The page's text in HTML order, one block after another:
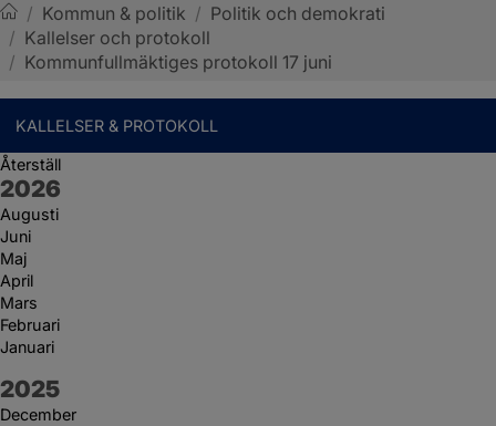
Sotenäs kommun
/ Kommun & politik / Politik och demokrati
/ Kallelser och protokoll
/ Kommunfullmäktiges protokoll 17 juni
KALLELSER & PROTOKOLL
Återställ
År:
2026
Augusti
Juni
Maj
April
Mars
Februari
Januari
År:
2025
December